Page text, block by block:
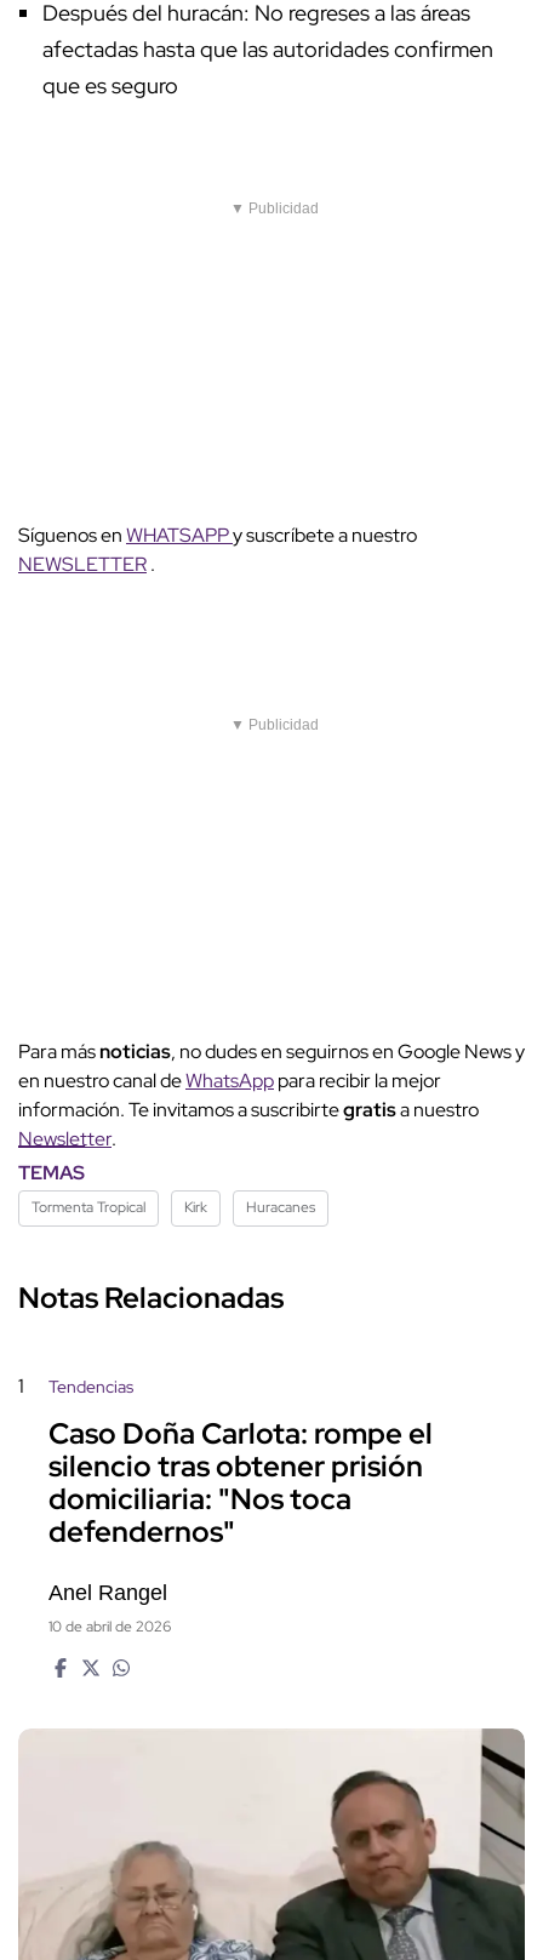
Después del huracán: No regreses a las áreas
afectadas hasta que las autoridades confirmen
que es seguro
▼ Publicidad
Síguenos enWHATSAPPy suscríbete a nuestro
NEWSLETTER.
▼ Publicidad
Para másnoticias, no dudes en seguirnos en Google News y
en nuestro canal deWhatsApppara recibir la mejor
información. Te invitamos a suscribirtegratisa nuestro
Newsletter.
TEMAS
Tormenta Tropical Kirk Huracanes
Notas Relacionadas
1 Tendencias
Caso Doña Carlota: rompe el
silencio tras obtener prisión
domiciliaria: "Nos toca
defendernos"
Anel Rangel
10 de abril de 2026